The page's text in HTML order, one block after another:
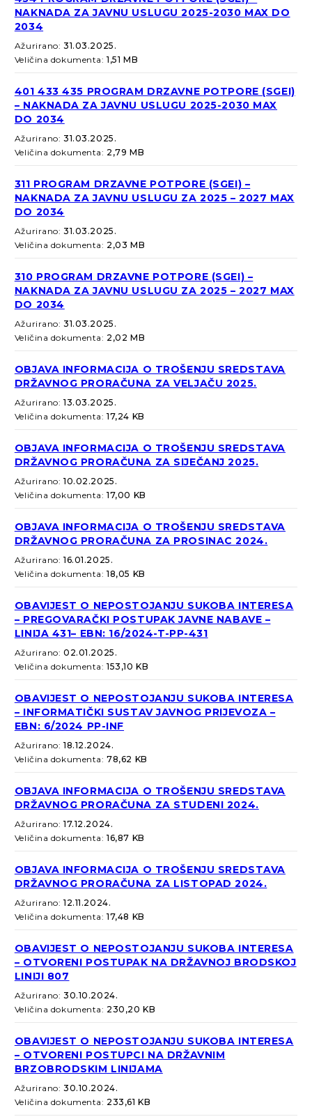
NAKNADA ZA JAVNU USLUGU 2025-2030 MAX DO
2034
Ažurirano:31.03.2025.
Veličina dokumenta:1,51 MB
401 433 435 PROGRAM DRZAVNE POTPORE (SGEI)
– NAKNADA ZA JAVNU USLUGU 2025-2030 MAX
DO 2034
Ažurirano:31.03.2025.
Veličina dokumenta: 2,79 MB
311 PROGRAM DRZAVNE POTPORE (SGEI) –
NAKNADA ZA JAVNU USLUGU ZA 2025 – 2027 MAX
DO 2034
Ažurirano:31.03.2025.
Veličina dokumenta: 2,03 MB
310 PROGRAM DRZAVNE POTPORE (SGEI) –
NAKNADA ZA JAVNU USLUGU ZA 2025 – 2027 MAX
DO 2034
Ažurirano:31.03.2025.
Veličina dokumenta: 2,02 MB
OBJAVA INFORMACIJA O TROŠENJU SREDSTAVA
DRŽAVNOG PRORAČUNA ZA VELJAČU 2025.
Ažurirano:13.03.2025.
Veličina dokumenta:17,24 KB
OBJAVA INFORMACIJA O TROŠENJU SREDSTAVA
DRŽAVNOG PRORAČUNA ZA SIJEČANJ 2025.
Ažurirano:10.02.2025.
Veličina dokumenta:17,00 KB
OBJAVA INFORMACIJA O TROŠENJU SREDSTAVA
DRŽAVNOG PRORAČUNA ZA PROSINAC 2024.
Ažurirano:16.01.2025.
Veličina dokumenta:18,05 KB
OBAVIJEST O NEPOSTOJANJU SUKOBA INTERESA
– PREGOVARAČKI POSTUPAK JAVNE NABAVE –
LINIJA 431– EBN: 16/2024-T-PP-431
Ažurirano:02.01.2025.
Veličina dokumenta:153,10 KB
OBAVIJEST O NEPOSTOJANJU SUKOBA INTERESA
– INFORMATIČKI SUSTAV JAVNOG PRIJEVOZA –
EBN: 6/2024 PP-INF
Ažurirano:18.12.2024.
Veličina dokumenta:78,62 KB
OBJAVA INFORMACIJA O TROŠENJU SREDSTAVA
DRŽAVNOG PRORAČUNA ZA STUDENI 2024.
Ažurirano:17.12.2024.
Veličina dokumenta:16,87 KB
OBJAVA INFORMACIJA O TROŠENJU SREDSTAVA
DRŽAVNOG PRORAČUNA ZA LISTOPAD 2024.
Ažurirano:12.11.2024.
Veličina dokumenta:17,48 KB
OBAVIJEST O NEPOSTOJANJU SUKOBA INTERESA
– OTVORENI POSTUPAK NA DRŽAVNOJ BRODSKOJ
LINIJI 807
Ažurirano:30.10.2024.
Veličina dokumenta: 230,20 KB
OBAVIJEST O NEPOSTOJANJU SUKOBA INTERESA
– OTVORENI POSTUPCI NA DRŽAVNIM
BRZOBRODSKIM LINIJAMA
Ažurirano:30.10.2024.
Veličina dokumenta: 233,61 KB